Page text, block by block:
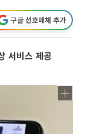
구글 선호매체 추가
서비스 제공